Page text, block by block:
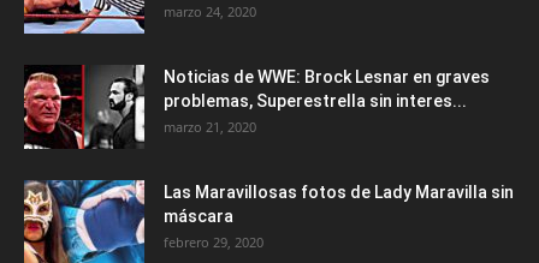
marzo 24, 2020
Noticias de WWE: Brock Lesnar en graves
problemas, Superestrella sin interes...
marzo 21, 2020
Las Maravillosas fotos de Lady Maravilla sin
máscara
febrero 29, 2020